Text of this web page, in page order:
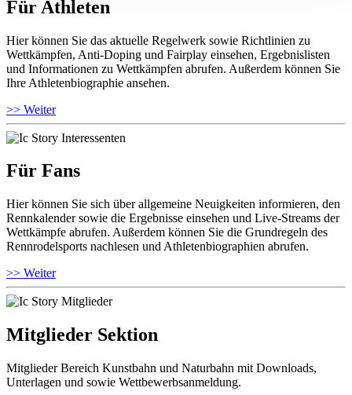
Für Athleten
Hier können Sie das aktuelle Regelwerk sowie Richtlinien zu
Wettkämpfen, Anti-Doping und Fairplay einsehen, Ergebnislisten
und Informationen zu Wettkämpfen abrufen. Außerdem können Sie
Ihre Athletenbiographie ansehen.
>> Weiter
Für Fans
Hier können Sie sich über allgemeine Neuigkeiten informieren, den
Rennkalender sowie die Ergebnisse einsehen und Live-Streams der
Wettkämpfe abrufen. Außerdem können Sie die Grundregeln des
Rennrodelsports nachlesen und Athletenbiographien abrufen.
>> Weiter
Mitglieder Sektion
Mitglieder Bereich Kunstbahn und Naturbahn mit Downloads,
Unterlagen und sowie Wettbewerbsanmeldung.